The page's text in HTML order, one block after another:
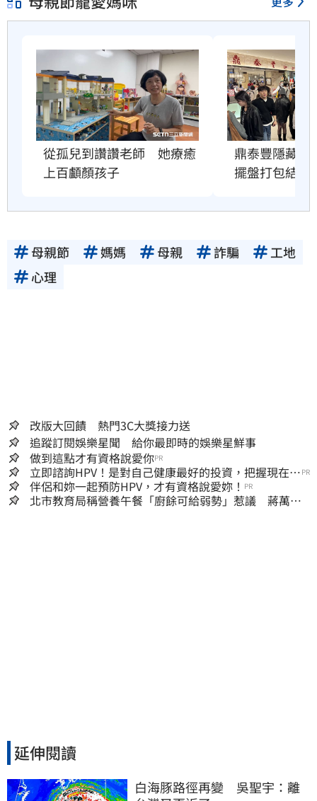
從孤兒到讚讚老師　她療癒
上百顱顏孩子
鼎泰豐隱藏服
擺盤打包結果
母親節 媽媽 母親 詐騙
工地
心理
改版大回饋 熱門3C大獎接力送
追蹤訂閱娛樂星聞 給你最即時的娛樂星鮮事
做到這點才有資格說愛你PR
立即諮詢HPV！是對自己健康最好的投資，把握現在不
嫌晚！
PR
伴侶和妳一起預防HPV，才有資格說愛妳！ PR
北市教育局稱營養午餐「廚餘可給弱勢」惹議 蔣萬安
延伸閱讀
白海豚路徑再變　吳聖宇：離